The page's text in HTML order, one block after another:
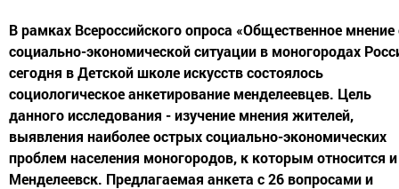
В рамках Всероссийского опроса «Общественное мнение
социально-экономической ситуации в моногородах
сегодня в Детской школе искусств состоялось
социологическое анкетирование менделеевцев. Цель
данного исследования - изучение мнения жителей,
выявления наиболее острых социально-экономических
проблем населения моногородов, к которым относится и
Менделеевск. Предлагаемая анкета с 26 вопросами и